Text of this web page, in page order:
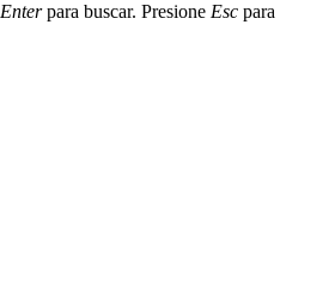
Enterpara buscar. Presione Esc para